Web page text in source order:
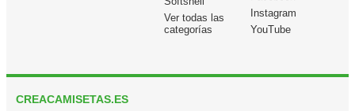
Ver todas las
categorías
Instagram
YouTube
CREACAMISETAS.ES